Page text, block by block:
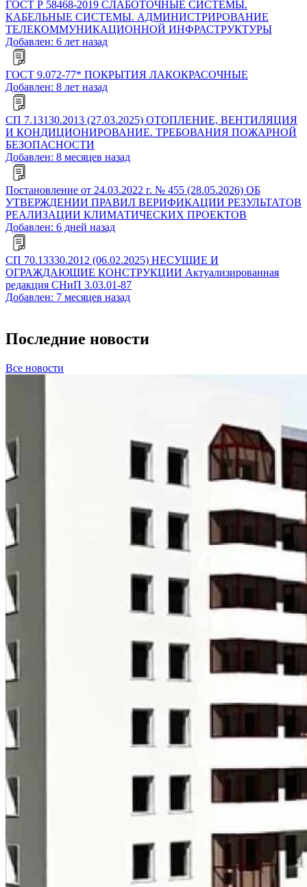
ГОСТ Р 58468-2019 СЛАБОТОЧНЫЕ СИСТЕМЫ.
КАБЕЛЬНЫЕ СИСТЕМЫ. АДМИНИСТРИРОВАНИЕ
ТЕЛЕКОММУНИКАЦИОННОЙ ИНФРАСТРУКТУРЫ
Добавлен: 6 лет назад
ГОСТ 9.072-77* ПОКРЫТИЯ ЛАКОКРАСОЧНЫЕ
Добавлен: 8 лет назад
СП 7.13130.2013 (27.03.2025) ОТОПЛЕНИЕ, ВЕНТИЛЯЦИЯ
И КОНДИЦИОНИРОВАНИЕ. ТРЕБОВАНИЯ ПОЖАРНОЙ
БЕЗОПАСНОСТИ
Добавлен: 8 месяцев назад
Постановление от 24.03.2022 г. № 455 (28.05.2026) ОБ
УТВЕРЖДЕНИИ ПРАВИЛ ВЕРИФИКАЦИИ РЕЗУЛЬТАТОВ
РЕАЛИЗАЦИИ КЛИМАТИЧЕСКИХ ПРОЕКТОВ
Добавлен: 6 дней назад
СП 70.13330.2012 (06.02.2025) НЕСУЩИЕ И
ОГРАЖДАЮЩИЕ КОНСТРУКЦИИ Актуализированная
редакция СНиП 3.03.01-87
Добавлен: 7 месяцев назад
Последние новости
Все новости